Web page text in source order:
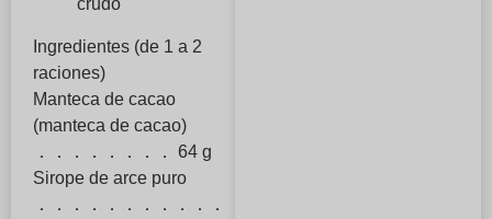
crudo
Ingredientes (de 1 a 2
raciones)
Manteca de cacao
(manteca de cacao)
．．．．．．．． 64 g
Sirope de arce puro
．．．．．．．．．．．